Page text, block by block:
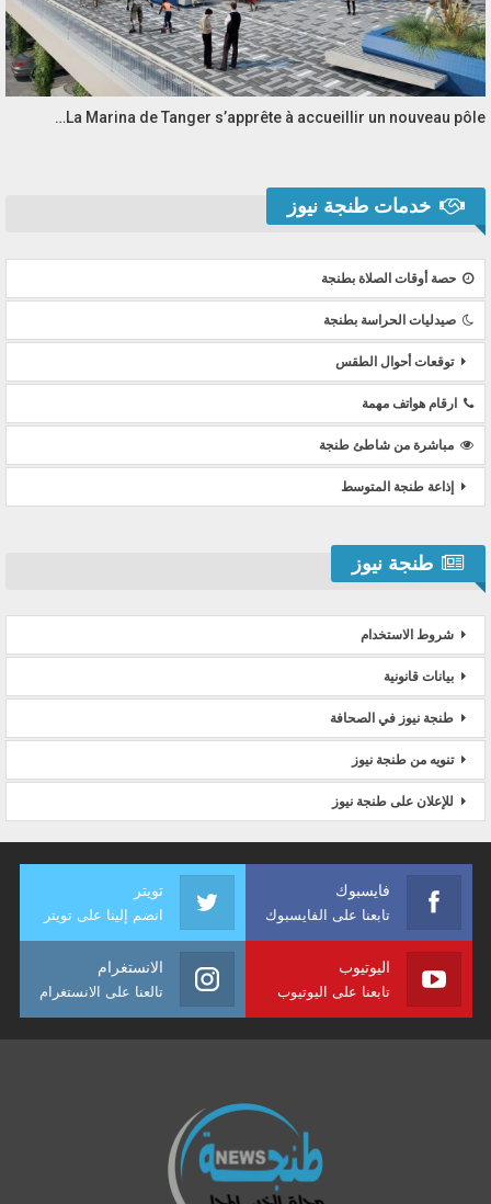
La Marina de Tanger s’apprête à accueillir un nouveau pôle…
خدمات طنجة نيوز
حصة أوقات الصلاة بطنجة
صيدليات الحراسة بطنجة
توقعات أحوال الطقس
ارقام هواتف مهمة
مباشرة من شاطئ طنجة
إذاعة طنجة المتوسط
طنجة نيوز
شروط الاستخدام
بيانات قانونية
طنجة نيوز في الصحافة
تنويه من طنجة نيوز
للإعلان على طنجة نيوز
فايسبوك
تابعنا على الفايسبوك
تويتر
انضم إلينا على تويتر
اليوتيوب
تابعنا على اليوتيوب
الانستغرام
تالعنا على الانستغرام